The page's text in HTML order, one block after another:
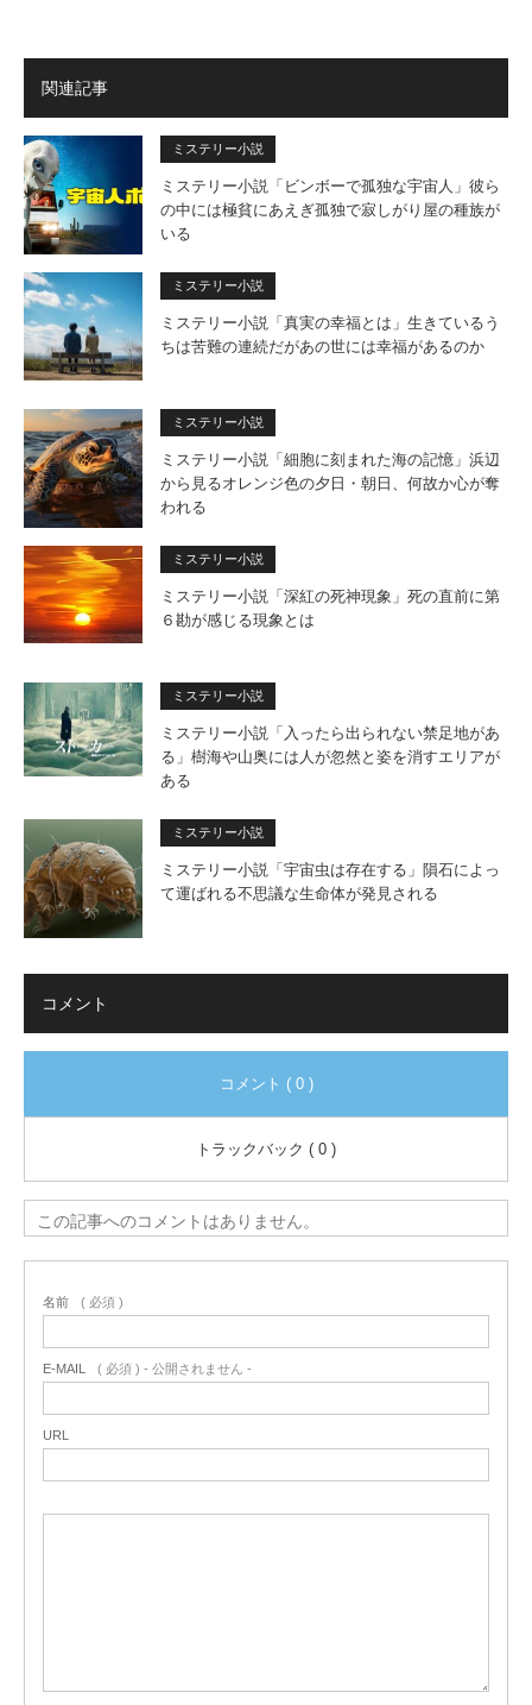
関連記事
ミステリー小説
ミステリー小説「ビンボーで孤独な宇宙人」彼ら
の中には極貧にあえぎ孤独で寂しがり屋の種族が
いる
ミステリー小説
ミステリー小説「真実の幸福とは」生きているう
ちは苦難の連続だがあの世には幸福があるのか
ミステリー小説
ミステリー小説「細胞に刻まれた海の記憶」浜辺
から見るオレンジ色の夕日・朝日、何故か心が奪
われる
ミステリー小説
ミステリー小説「深紅の死神現象」死の直前に第
６勘が感じる現象とは
ミステリー小説
ミステリー小説「入ったら出られない禁足地があ
る」樹海や山奥には人が忽然と姿を消すエリアが
ある
ミステリー小説
ミステリー小説「宇宙虫は存在する」隕石によっ
て運ばれる不思議な生命体が発見される
コメント
コメント ( 0 )
トラックバック ( 0 )
この記事へのコメントはありません。
名前 ( 必須 )
E-MAIL ( 必須 ) - 公開されません -
URL